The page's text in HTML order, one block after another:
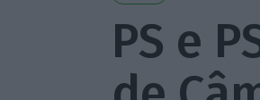
PS e